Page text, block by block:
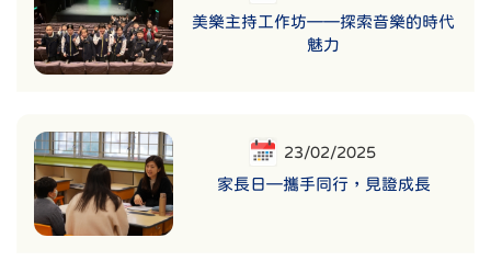
美樂主持工作坊——探索音樂的時代
魅力
23/02/2025
家長日—攜手同行，見證成長